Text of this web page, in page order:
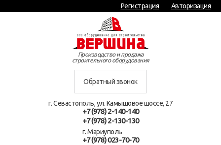
Регистрация Авторизация
Производство и продажа
строительного оборудования
Обратный звонок
г. Севастополь, ул. Камышовое шоссе, 27
+7 (978) 2-140-140
+7 (978) 2-130-130
г. Мариуполь
+7 (978) 023-70-70